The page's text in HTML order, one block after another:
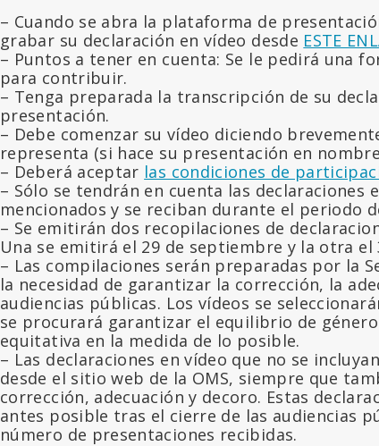
– Cuando se abra la plataforma de
grabar su declaración en vídeo desde ESTE
– Puntos a tener en cuenta: Se le pedirá una
para contribuir.
– Tenga preparada la transcripción de su
presentación.
– Debe comenzar su vídeo diciendo
representa (si hace su presentación en
– Deberá aceptar las condiciones de
– Sólo se tendrán en cuenta las declaraciones
mencionados y se reciban durante el periodo
– Se emitirán dos recopilaciones de
Una se emitirá el 29 de septiembre y la otra el
– Las compilaciones serán preparadas por la
la necesidad de garantizar la corrección, la
audiencias públicas. Los vídeos se
se procurará garantizar el equilibrio de
equitativa en la medida de lo posible.
– Las declaraciones en vídeo que no se
desde el sitio web de la OMS, siempre que
corrección, adecuación y decoro. Estas
antes posible tras el cierre de las audiencias
número de presentaciones recibidas.